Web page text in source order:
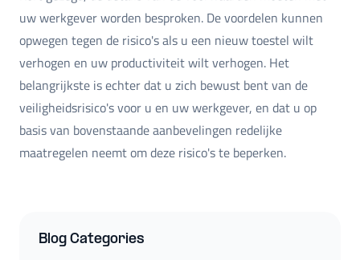
uw werkgever worden besproken. De voordelen kunnen
opwegen tegen de risico's als u een nieuw toestel wilt
verhogen en uw productiviteit wilt verhogen. Het
belangrijkste is echter dat u zich bewust bent van de
veiligheidsrisico's voor u en uw werkgever, en dat u op
basis van bovenstaande aanbevelingen redelijke
maatregelen neemt om deze risico's te beperken.
Blog Categories